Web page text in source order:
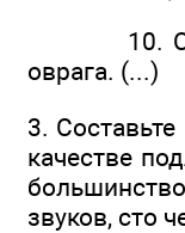
10. Свет
оврага. (...)
3.
качестве
звуков, сто